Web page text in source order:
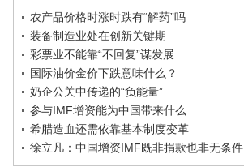
农产品价格时涨时跌有“解药”吗
装备制造业处在创新关键期
彩票业不能靠“不回复”谋发展
国际油价金价下跌意味什么？
奶企公关中传递的“负能量”
参与IMF增资能为中国带来什么
希腊造血还需依靠基本制度变革
徐立凡：中国增资IMF既非捐款也非无条件